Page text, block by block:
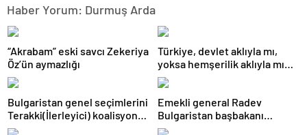
Haber Yorum: Durmuş Arda
“Akrabam” eski savcı Zekeriya
Öz’ün aymazlığı
Türkiye, devlet aklıyla mı,
yoksa hemşerilik aklıyla mı
yönetiliyor?
Bulgaristan genel seçimlerini
Terakki(İlerleyici) koalisyonu
kazandı
Emekli general Radev
Bulgaristan başbakanı
olabilecek mi?